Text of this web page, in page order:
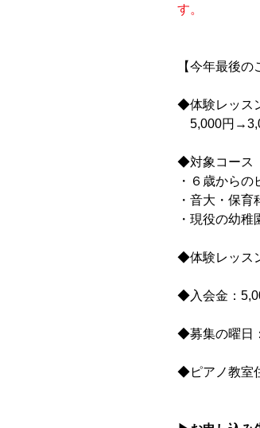
す。
【今年最後
◆体験レッス
5,000円
◆対象コース
・６歳から
・音大・保
・現役の幼
◆体験レッス
◆入会金：
◆募集の曜日
◆ピアノ教室